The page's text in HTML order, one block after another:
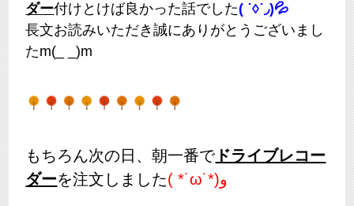
ダー付けとけば良かった話でした( ˙◊︎˙◞︎)💦
長文お読みいただき誠にありがとうございまし
たm(_ _)m
もちろん次の日、朝一番でドライブレコー
ダーを注文しました ( *˙ω˙*)و